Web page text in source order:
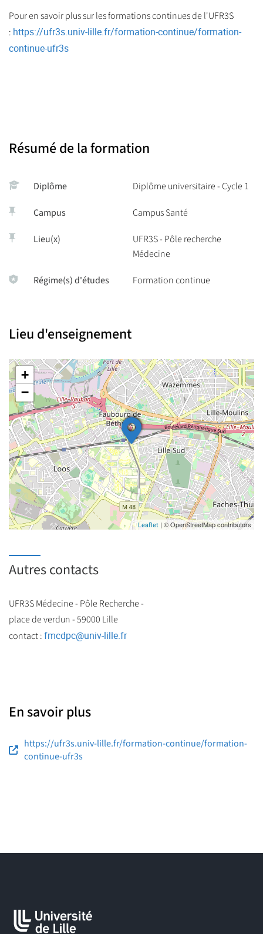
Pour en savoir plus sur les formations continues de l'UFR3S
: https://ufr3s.univ-lille.fr/formation-continue/formation-
continue-ufr3s
Résumé de la formation
Diplôme Diplôme universitaire - Cycle 1
Campus Campus Santé
Lieu(x)
UFR3S - Pôle recherche
Médecine
Régime(s) d'études Formation continue
Lieu d'enseignement
+
−
Leaflet | © OpenStreetMap contributors
Autres contacts
UFR3S Médecine - Pôle Recherche -
place de verdun - 59000 Lille
contact :fmcdpc@univ-lille.fr
En savoir plus
https://ufr3s.univ-lille.fr/formation-continue/formation-
continue-ufr3s